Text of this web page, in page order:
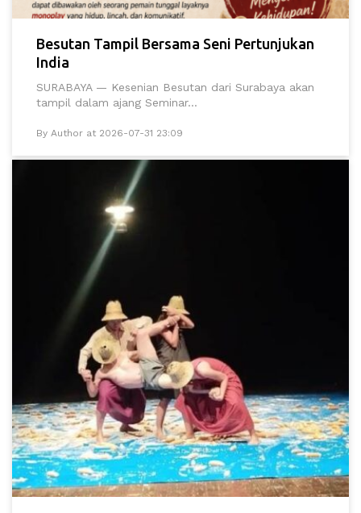
Besutan Tampil Bersama Seni Pertunjukan
India
SURABAYA — Kesenian Besutan dari Surabaya akan
tampil dalam ajang Seminar...
By Author at 2026-07-31 23:09